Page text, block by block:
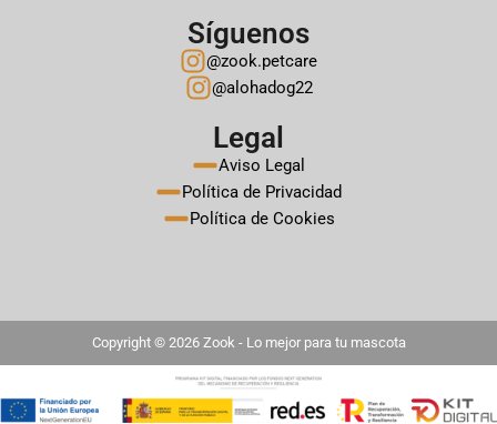
Síguenos
@zook.petcare
@alohadog22
Legal
Aviso Legal
Política de Privacidad
Política de Cookies
Copyright © 2026 Zook - Lo mejor para tu mascota